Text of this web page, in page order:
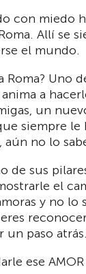
con miedo
Allí se
el mundo.
Roma? Uno
a
un
siempre le
no lo
de sus
el
y no lo
un paso atrás.
ese